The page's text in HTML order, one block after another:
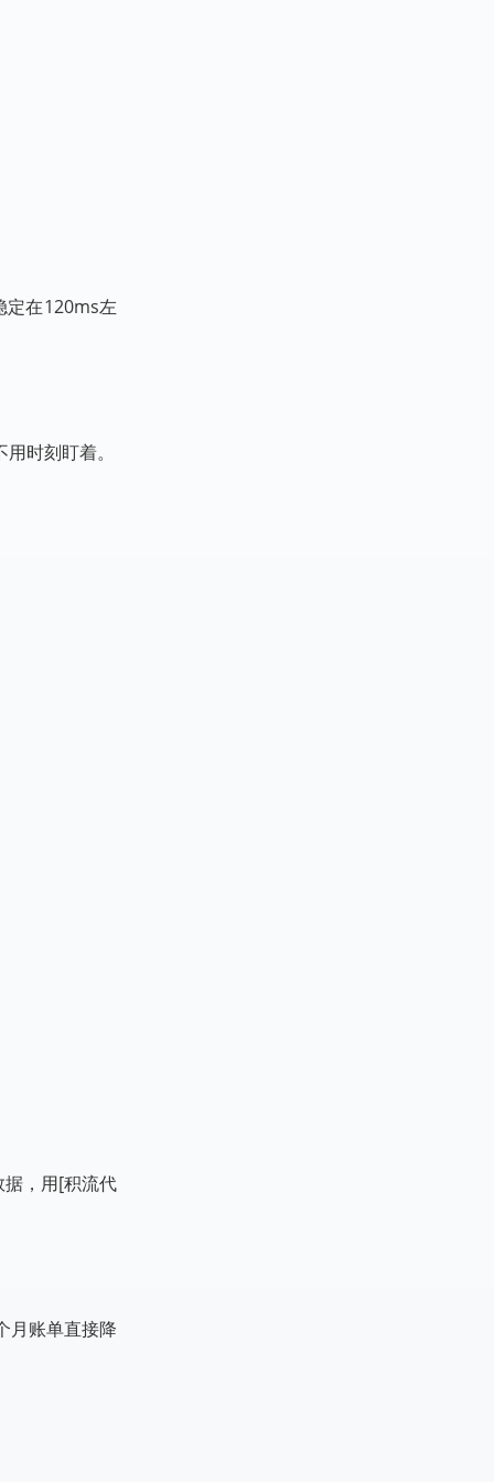
定在120ms左
时刻盯着。
，用[积流代
月账单直接降